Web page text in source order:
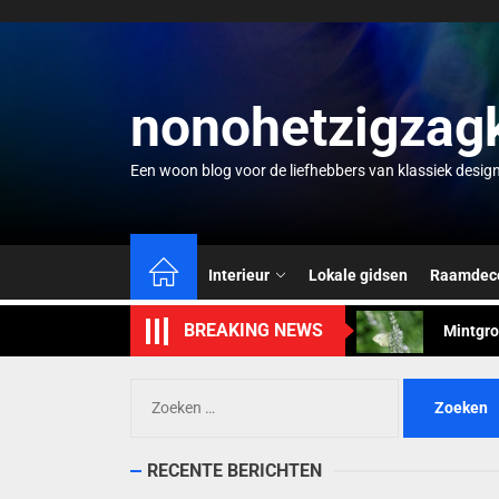
Een woon blog voor de liefhebbers van klassiek design
Interieur Lokale gidsen
BREAKING NEWS
naar:
RECENTE BERICHTEN